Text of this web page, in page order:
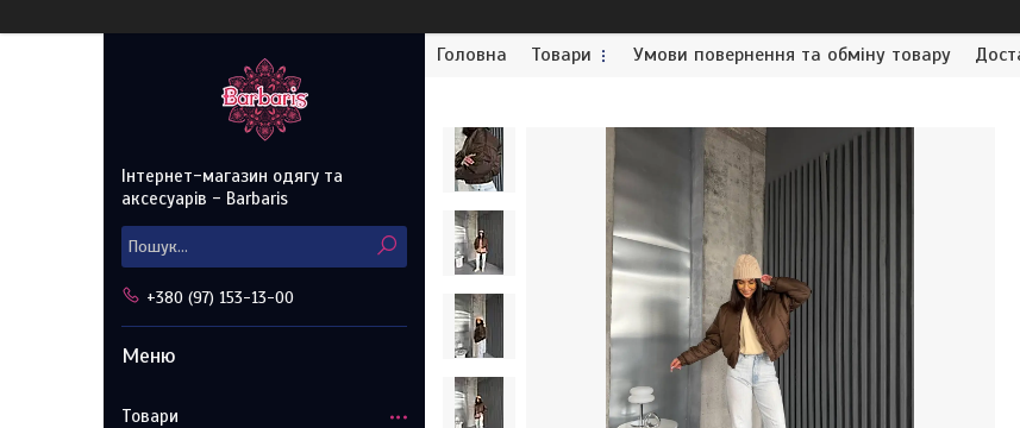
Головна Товари Умови повернення та обміну товару
Інтернет-магазин одягу та
аксесуарів - Barbaris
+380 (97) 153-13-00
Товари